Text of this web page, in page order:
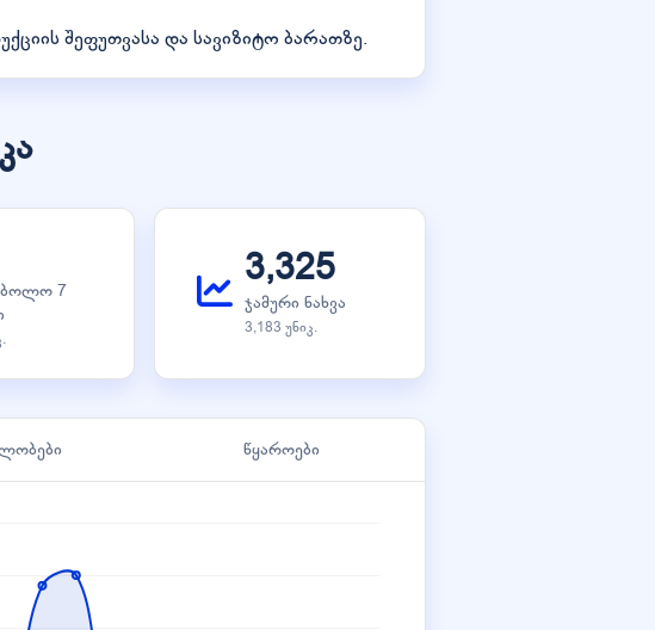
შეფუთვასა და სავიზიტო ბარათზე.
ბოლო 7
3,325
ჯამური ნახვა
3,183 უნიკ.
წყაროები